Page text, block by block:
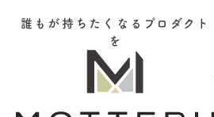
誰もが持ちたくなるプロダクト
を